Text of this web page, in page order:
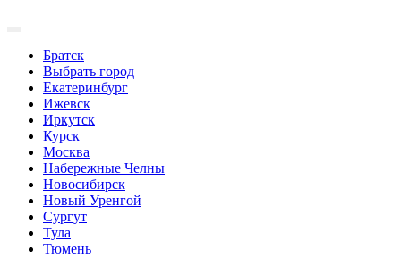
Братск
Выбрать город
Екатеринбург
Ижевск
Иркутск
Курск
Москва
Набережные Челны
Новосибирск
Новый Уренгой
Сургут
Тула
Тюмень